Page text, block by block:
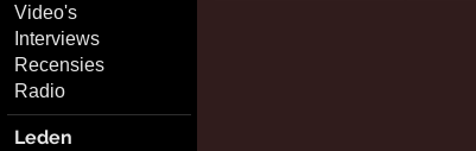
Video's
Interviews
Recensies
Radio
Leden